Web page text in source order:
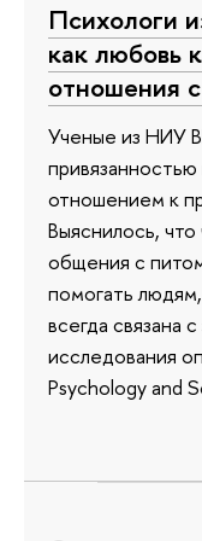
Психологи
как любовь
отношения
Ученые из НИУ
отношением к
Выяснилось,
общения с
помогать
всегда связана
исследования
Psychology and